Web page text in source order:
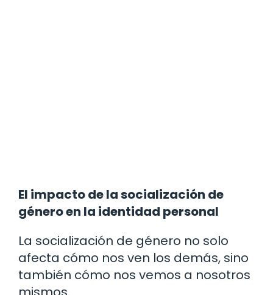
El impacto de la socialización de
género en la identidad personal
La socialización de género no solo
afecta cómo nos ven los demás, sino
también cómo nos vemos a nosotros